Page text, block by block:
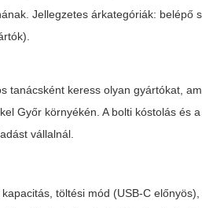
Jellegzetes árkategóriák: belépő
tanácsként keress olyan gyártókat,
Győr környékén. A bolti kóstolás és
vállalnál.
töltési mód (USB-C